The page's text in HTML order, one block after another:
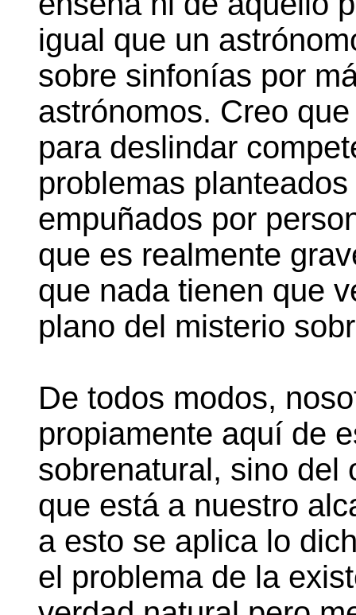
igual que un
sobre sinfonías por
astrónomos. Creo
para deslindar
problemas
empuñados por
que es realmente
que nada tienen que
plano del misterio
De todos modos,
propiamente aquí de
sobrenatural, sino del
que está a nuestro
a esto se aplica lo
el problema de la